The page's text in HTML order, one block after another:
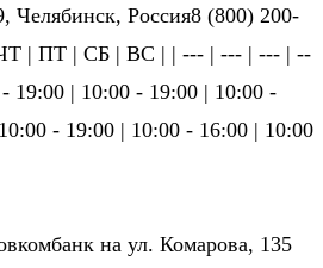
Челябинск, Россия8 (800) 200-
| ПТ | СБ | ВС | | --- | --- | --- | --
19:00 | 10:00 - 19:00 | 10:00 -
- 19:00 | 10:00 - 16:00 | 10:00
на ул. Комарова, 135